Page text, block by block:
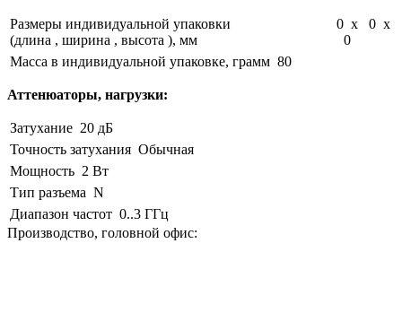
Размеры индивидуальной упаковки
(длина , ширина , высота ), мм
0 x 0 x
0
Масса в индивидуальной упаковке, грамм 80
Аттенюаторы, нагрузки:
Затухание 20 дБ
Точность затухания Обычная
Мощность 2 Вт
Тип разъема N
Диапазон частот 0..3 ГГц
Производство, головной офис: